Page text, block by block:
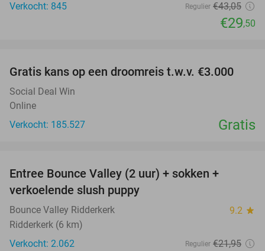
Verkocht: 845
Regulier €43,05
€29,50
Gratis kans op een droomreis t.w.v. €3.000
Social Deal Win
Online
Verkocht: 185.527
Gratis
Entree Bounce Valley (2 uur) + sokken +
verkoelende slush puppy
Bounce Valley Ridderkerk 9.2 star
Ridderkerk (6 km)
Verkocht: 2.062
Regulier €21,95